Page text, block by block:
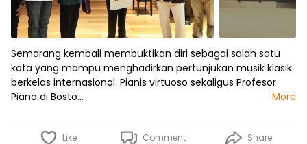
Semarang kembali membuktikan diri sebagai salah satu
kota yang mampu menghadirkan pertunjukan musik klasik
berkelas internasional. Pianis virtuoso sekaligus Profesor
Piano di Bosto…
More
Like Comment Share